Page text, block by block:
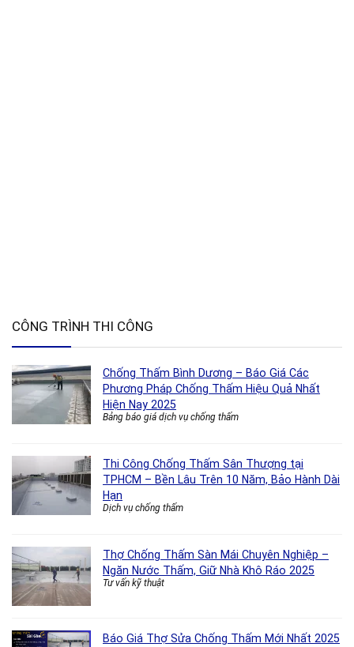
CÔNG TRÌNH THI CÔNG
Chống Thấm Bình Dương – Báo Giá Các
Phương Pháp Chống Thấm Hiệu Quả Nhất
Hiện Nay 2025
Bảng báo giá dịch vụ chống thấm
Thi Công Chống Thấm Sân Thượng tại
TPHCM – Bền Lâu Trên 10 Năm, Bảo Hành Dài
Hạn
Dịch vụ chống thấm
Thợ Chống Thấm Sàn Mái Chuyên Nghiệp –
Ngăn Nước Thấm, Giữ Nhà Khô Ráo 2025
Tư vấn kỹ thuật
Báo Giá Thợ Sửa Chống Thấm Mới Nhất 2025